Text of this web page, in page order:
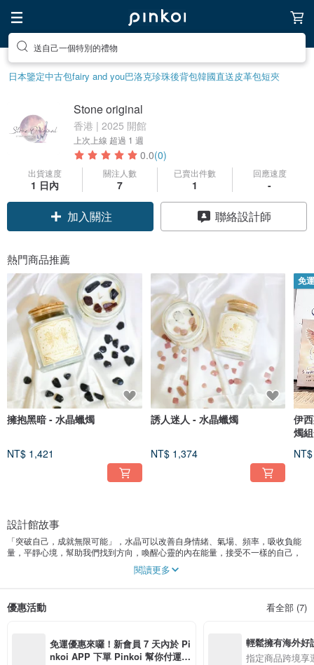
送自己一個特別的禮物
日本鑒定中古包fairy and you巴洛克珍珠後背包韓國直送皮革包短夾
Stone original
香港 | 2025 開館
上次上線 超過 1 週
0.0(0)
出貨速度
1 日內
關注人數
7
已賣出件數
1
回應速度
-
加入關注 聯絡設計師
熱門商品推薦
擁抱黑暗 - 水晶蠟燭
NT$ 1,421
誘人迷人 - 水晶蠟燭
NT$ 1,374
免
伊
燭
設計館故事
「突破自己，成就無限可能」，水晶可以改善自身情緒、氣場、頻率，吸收負能
量，平靜心境，幫助我們找到方向，喚醒心靈的內在能量，接受不一樣的自己，
運用水晶改變自身嘅頻率，推動我們勇敢向前，接受不同挑戰，創造不一樣未
閱讀更多
優惠活動 看全部 (7)
免運優惠來囉！新會員 7 天內於 Pi
nkoi APP 下單 Pinkoi 幫你付運
輕鬆擁有海外好
指定商品跨境享